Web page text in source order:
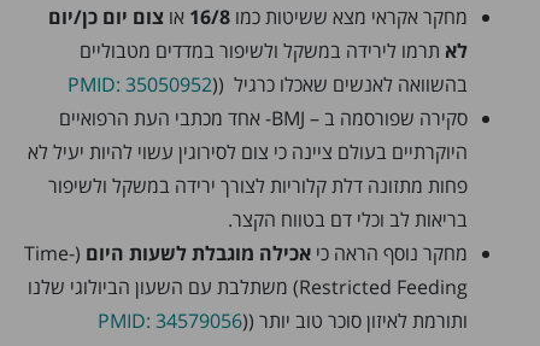
מחקר אקראי מצא ששיטות כמו 16/8 או צום יום כן/יום
לא תרמו לירידה במשקל ולשיפור במדדים מטבוליים
בהשוואה לאנשים שאכלו כרגיל ((PMID: 35050952
סקירה שפורסמה ב – BMJ- אחד מכתבי העת הרפואיים
היוקרתיים בעולם ציינה כי צום לסירוגין עשוי להיות יעיל לא
פחות מתזונה דלת קלוריות לצורך ירידה במשקל ולשיפור
בריאות לב וכלי דם בטווח הקצר.
מחקר נוסף הראה כי אכילה מוגבלת לשעות היום (Time-
Restricted Feeding) משתלבת עם השעון הביולוגי שלנו
ותורמת לאיזון סוכר טוב יותר ((PMID: 34579056